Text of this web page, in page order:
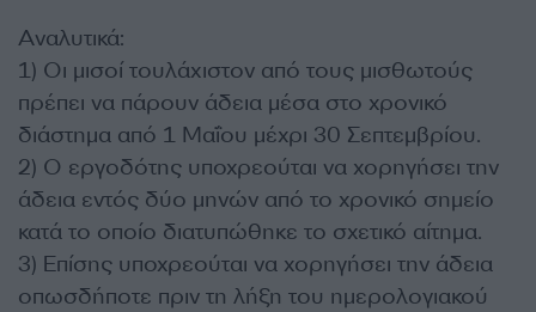
Αναλυτικά:
1) Οι μισοί τουλάχιστον από τους μισθωτούς
πρέπει να πάρουν άδεια μέσα στο χρονικό
διάστημα από 1 Μαΐου μέχρι 30 Σεπτεμβρίου.
2) Ο εργοδότης υποχρεούται να χορηγήσει την
άδεια εντός δύο μηνών από το χρονικό σημείο
κατά το οποίο διατυπώθηκε το σχετικό αίτημα.
3) Επίσης υποχρεούται να χορηγήσει την άδεια
οπωσδήποτε πριν τη λήξη του ημερολογιακού